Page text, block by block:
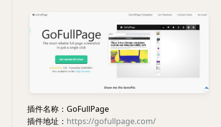
插件名称：GoFullPage
插件地址： https://gofullpage.com/